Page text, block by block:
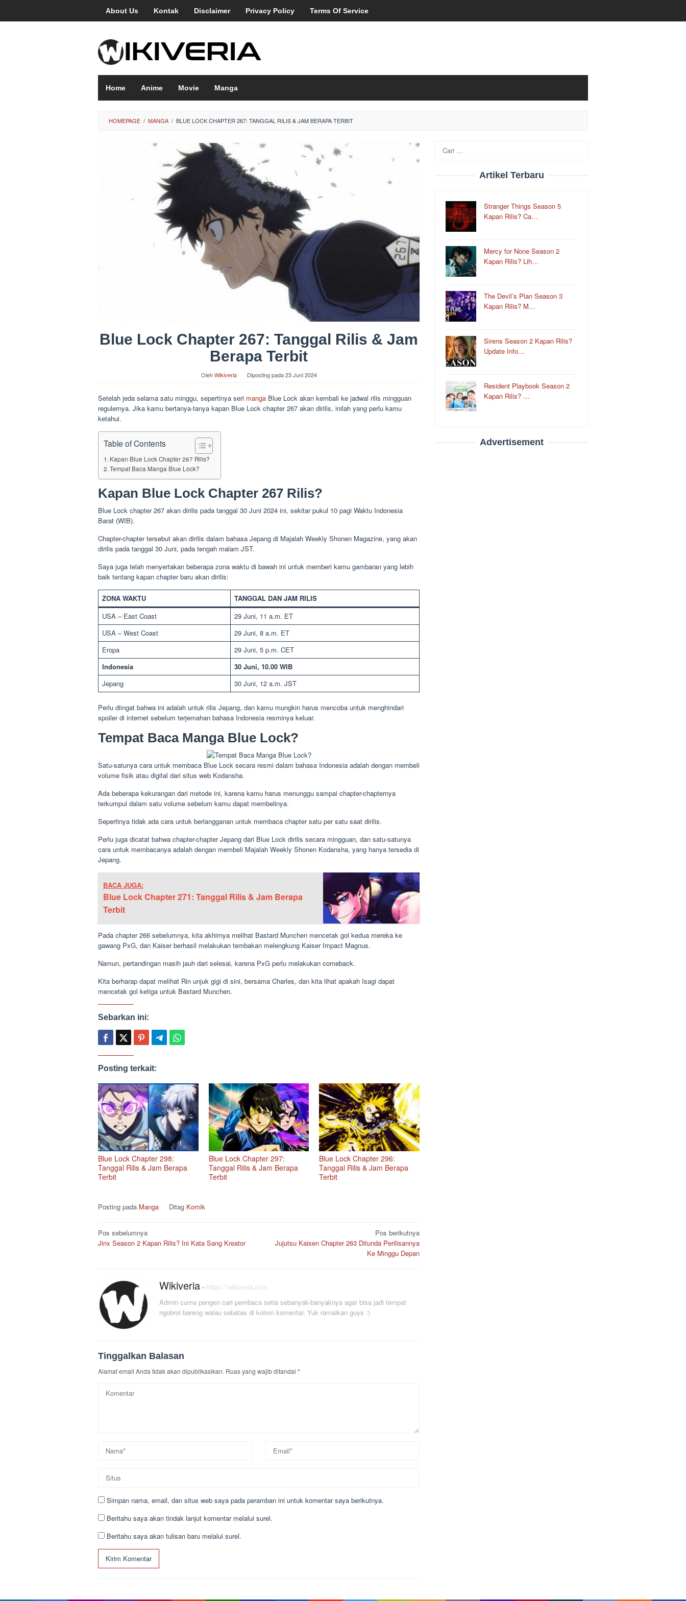
konten
About Us Kontak Disclaimer Privacy Policy Terms Of Service
Home Anime Movie Manga
HOMEPAGE / MANGA / BLUE LOCK CHAPTER 267: TANGGAL RILIS & JAM BERAPA TERBIT
Blue Lock Chapter 267: Tanggal Rilis & Jam
Berapa Terbit
OlehWikiveria Diposting pada23 Juni 2024
Setelah jeda selama satu minggu, sepertinya seri manga Blue Lock akan kembali ke jadwal rilis mingguan
regulernya. Jika kamu bertanya-tanya kapan Blue Lock chapter 267 akan dirilis, inilah yang perlu kamu
ketahui.
Table of Contents
Kapan Blue Lock Chapter 267 Rilis?
Tempat Baca Manga Blue Lock?
Kapan Blue Lock Chapter 267 Rilis?
Blue Lock chapter 267 akan dirilis pada tanggal 30 Juni 2024 ini, sekitar pukul 10 pagi Waktu Indonesia
Barat (WIB).
Chapter-chapter tersebut akan dirilis dalam bahasa Jepang di Majalah Weekly Shonen Magazine, yang akan
dirilis pada tanggal 30 Juni, pada tengah malam JST.
Saya juga telah menyertakan beberapa zona waktu di bawah ini untuk memberi kamu gambaran yang lebih
baik tentang kapan chapter baru akan dirilis:
ZONA WAKTU
TANGGAL DAN JAM RILIS
USA – East Coast
29 Juni, 11 a.m. ET
USA – West Coast
29 Juni, 8 a.m. ET
Eropa
29 Juni, 5 p.m. CET
Indonesia
30 Juni, 10.00 WIB
Jepang
30 Juni, 12 a.m. JST
Perlu diingat bahwa ini adalah untuk rilis Jepang, dan kamu mungkin harus mencoba untuk menghindari
spoiler di internet sebelum terjemahan bahasa Indonesia resminya keluar.
Tempat Baca Manga Blue Lock?
Satu-satunya cara untuk membaca Blue Lock secara resmi dalam bahasa Indonesia adalah dengan membeli
volume fisik atau digital dari situs web Kodansha.
Ada beberapa kekurangan dari metode ini, karena kamu harus menunggu sampai chapter-chapternya
terkumpul dalam satu volume sebelum kamu dapat membelinya.
Sepertinya tidak ada cara untuk berlangganan untuk membaca chapter satu per satu saat dirilis.
Perlu juga dicatat bahwa chapter-chapter Jepang dari Blue Lock dirilis secara mingguan, dan satu-satunya
cara untuk membacanya adalah dengan membeli Majalah Weekly Shonen Kodansha, yang hanya tersedia di
Jepang.
BACA JUGA:
Blue Lock Chapter 271: Tanggal Rilis & Jam Berapa
Terbit
Pada chapter 266 sebelumnya, kita akhirnya melihat Bastard Munchen mencetak gol kedua mereka ke
gawang PxG, dan Kaiser berhasil melakukan tembakan melengkung Kaiser Impact Magnus.
Namun, pertandingan masih jauh dari selesai, karena PxG perlu melakukan comeback.
Kita berharap dapat melihat Rin unjuk gigi di sini, bersama Charles, dan kita lihat apakah Isagi dapat
mencetak gol ketiga untuk Bastard Munchen.
Sebarkan ini:
Posting terkait:
Blue Lock Chapter 298:
Tanggal Rilis & Jam Berapa
Terbit
Blue Lock Chapter 297:
Tanggal Rilis & Jam Berapa
Terbit
Blue Lock Chapter 296:
Tanggal Rilis & Jam Berapa
Terbit
Posting pada Manga Ditag Komik
Navigasi
pos
Pos sebelumnya
Jinx Season 2 Kapan Rilis? Ini Kata Sang Kreator
Pos berikutnya
Jujutsu Kaisen Chapter 263 Ditunda Perilisannya
Ke Minggu Depan
Wikiveria - https://wikiveria.com
Admin cuma pengen cari pembaca setia sebanyak-banyaknya agar bisa jadi tempat
ngobrol bareng walau sebatas di kolom komentar. Yuk ramaikan guys :)
Tinggalkan Balasan
Alamat email Anda tidak akan dipublikasikan. Ruas yang wajib ditandai *
Simpan nama, email, dan situs web saya pada peramban ini untuk komentar saya berikutnya.
Beritahu saya akan tindak lanjut komentar melalui surel.
Beritahu saya akan tulisan baru melalui surel.
untuk:
Artikel Terbaru
Stranger Things Season 5
Kapan Rilis? Ca…
Mercy for None Season 2
Kapan Rilis? Lih…
The Devil’s Plan Season 3
Kapan Rilis? M…
Sirens Season 2 Kapan Rilis?
Update Info…
Resident Playbook Season 2
Kapan Rilis? …
Advertisement